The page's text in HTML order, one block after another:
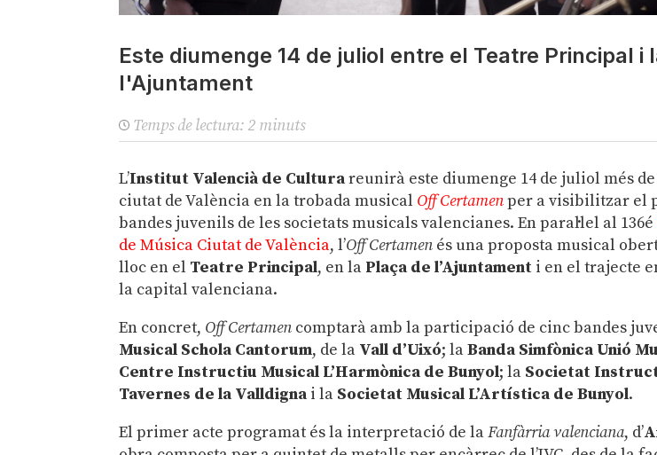
Este diumenge 14 de juliol entre el Teatre Principal i
l'Ajuntament
Temps de lectura: 2 minuts
L’Institut Valencià de Culturareunirà este diumenge 14 de juliol més
ciutat de València en la trobada musical Off Certamenper a visibilitzar el
bandes juvenils de les societats musicals valencianes. En paral·lel al 136é
de Música Ciutat de València, l’Off Certamen és una proposta musical
lloc en el Teatre Principal, en la Plaça de l’Ajuntament i en el trajecte
la capital valenciana.
En concret, Off Certamen comptarà amb la participació de cinc bandes
Musical Schola Cantorum, de la Vall d’Uixó; laBanda Simfònica Unió
Centre Instructiu Musical L’Harmònica de Bunyol; la Societat
Tavernes de la Valldigna i la Societat Musical L’Artística de Bunyol.
El primer acte programat és la interpretació de laFanfàrria valenciana, d’